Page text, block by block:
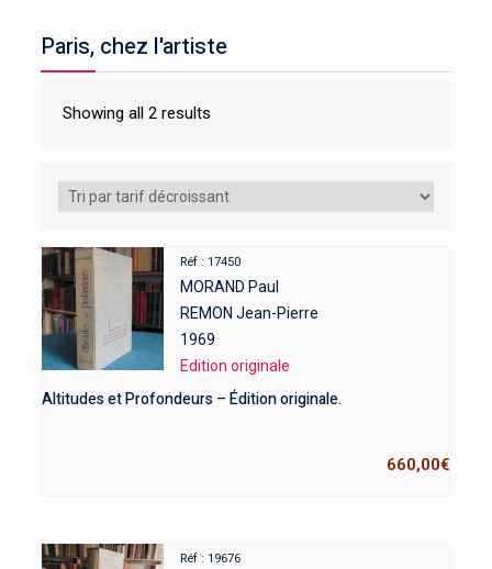
Paris, chez l'artiste
Showing all 2 results
Réf : 17450
MORAND Paul
REMON Jean-Pierre
1969
Edition originale
Altitudes et Profondeurs – Édition originale.
660,00€
Réf : 19676